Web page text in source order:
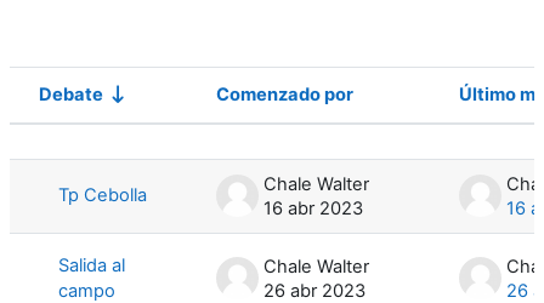
Estado
Debate Comenzado por Último
Tp Cebolla
Chale Walter
16 abr 2023
16
Salida al
campo
Chale Walter
26 abr 2023
26